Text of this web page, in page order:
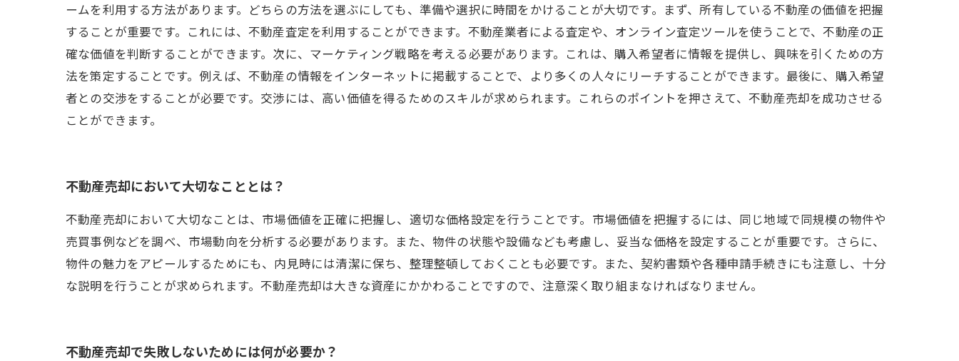
ームを利用する方法があります。どちらの方法を選ぶにしても、準備や選択に時間をかけることが大切です。まず、所有している不動産の価値を把握
することが重要です。これには、不動産査定を利用することができます。不動産業者による査定や、オンライン査定ツールを使うことで、不動産の正
確な価値を判断することができます。次に、マーケティング戦略を考える必要があります。これは、購入希望者に情報を提供し、興味を引くための方
法を策定することです。例えば、不動産の情報をインターネットに掲載することで、より多くの人々にリーチすることができます。最後に、購入希望
者との交渉をすることが必要です。交渉には、高い価値を得るためのスキルが求められます。これらのポイントを押さえて、不動産売却を成功させる
ことができます。
不動産売却において大切なこととは？
不動産売却において大切なことは、市場価値を正確に把握し、適切な価格設定を行うことです。市場価値を把握するには、同じ地域で同規模の物件や
売買事例などを調べ、市場動向を分析する必要があります。また、物件の状態や設備なども考慮し、妥当な価格を設定することが重要です。さらに、
物件の魅力をアピールするためにも、内見時には清潔に保ち、整理整頓しておくことも必要です。また、契約書類や各種申請手続きにも注意し、十分
な説明を行うことが求められます。不動産売却は大きな資産にかかわることですので、注意深く取り組まなければなりません。
不動産売却で失敗しないためには何が必要か？